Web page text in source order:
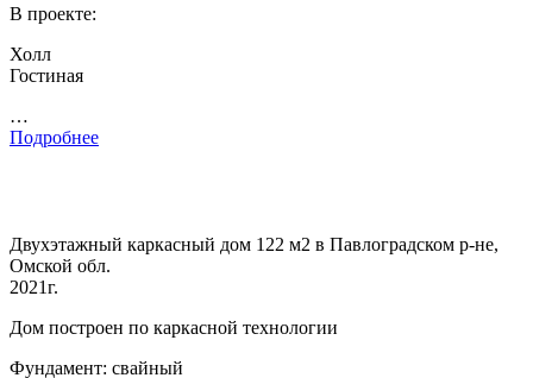
В проекте:
Холл
Гостиная
…
Подробнее
Двухэтажный каркасный дом 122 м2 в Павлоградском р-не,
Омской обл.
2021г.
Дом построен по каркасной технологии
Фундамент: свайный